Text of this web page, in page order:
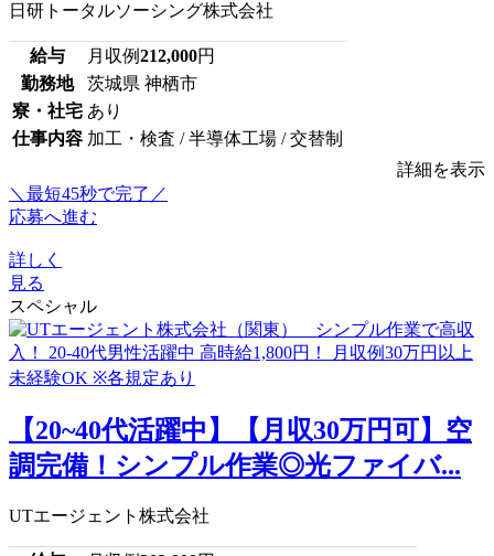
日研トータルソーシング株式会社
給与 月収例212,000円
勤務地
茨城県 神栖市
寮・社宅 あり
仕事内容 加工・検査 / 半導体工場 / 交替制
詳細を表示
＼最短45秒で完了／
応募へ進む
詳しく
見る
スペシャル
【20~40代活躍中】【月収30万円可】空
調完備！シンプル作業◎光ファイバ...
UTエージェント株式会社